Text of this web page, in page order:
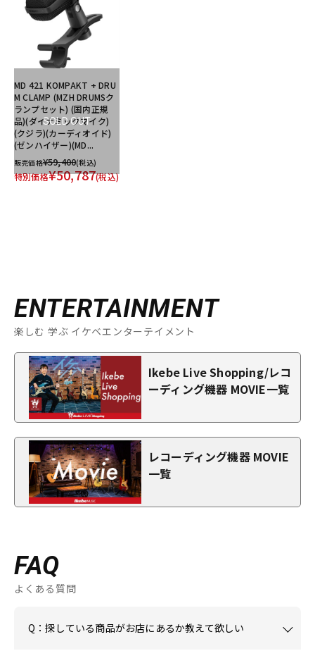
SOLD OUT
MD 421 KOMPAKT + DRU
M CLAMP (MZH DRUMSク
ランプセット) (国内正規
品)(ダイナミックマイク)
(クジラ)(カーディオイド)
(ゼンハイザー)(MD...
販売価格¥59,400(税込)
特別価格¥50,787(税込)
ENTERTAINMENT
楽しむ 学ぶ イケベエンターテイメント
Ikebe Live Shopping/レコ
ーディング機器 MOVIE一覧
レコーディング機器 MOVIE
一覧
FAQ
よくある質問
Q：探している商品がお店にあるか教えて欲しい